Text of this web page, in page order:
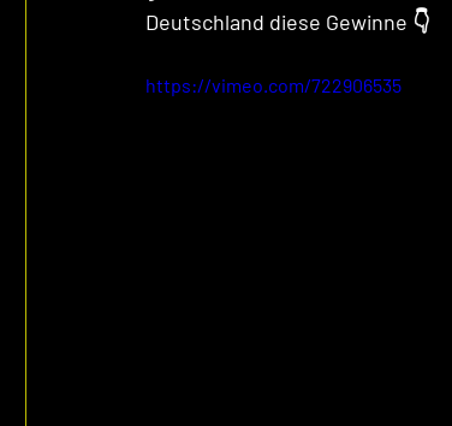
Deutschland diese Gewinne 👇
https://vimeo.com/722906535